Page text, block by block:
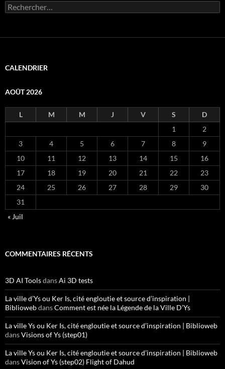
Rechercher :
CALENDRIER
AOÛT 2026
L M M J V S
D
1
2
3
4 5 6 7 8
9
10
11 12 13 14 15
16
17
18 19 20 21 22
23
24
25 26 27 28 29
30
31
« Juil
COMMENTAIRES RÉCENTS
3D AI ToolsdansAi 3D tests
La ville d’Ys ou Ker Is, cité engloutie et source d’inspiration |
BibliowebdansComment est née la Légende de la Ville D’Ys
La ville Ys ou Ker Is, cité engloutie et source d’inspiration | Biblioweb
dansVisions of Ys (step01)
La ville Ys ou Ker Is, cité engloutie et source d’inspiration | Biblioweb
dansVision of Ys (step02) Flight of Dahud